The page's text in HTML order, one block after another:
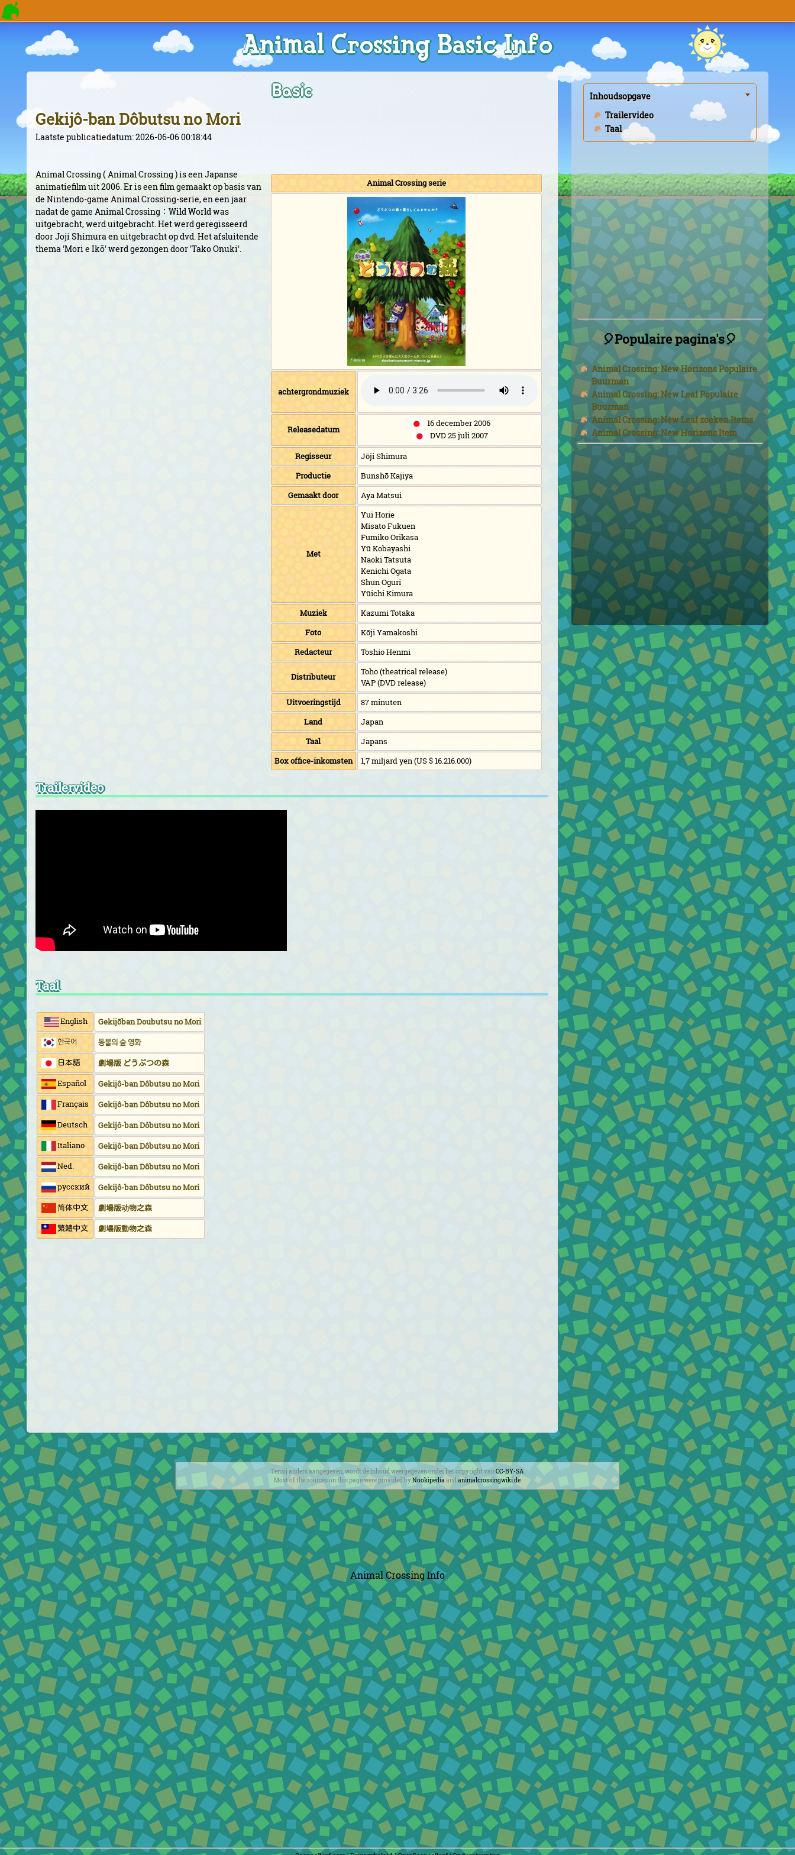
Animal Crossing Basic Info
Basic
Gekijô-ban Dôbutsu no Mori
Laatste publicatiedatum: 2026-06-06 00:18:44
Animal Crossing serie
achtergrondmuziek
Releasedatum
16 december 2006
DVD 25 juli 2007
Regisseur
Jōji Shimura
Productie
Bunshō Kajiya
Gemaakt door
Aya Matsui
Met
Yui Horie
Misato Fukuen
Fumiko Orikasa
Yū Kobayashi
Naoki Tatsuta
Kenichi Ogata
Shun Oguri
Yūichi Kimura
Muziek
Kazumi Totaka
Foto
Kōji Yamakoshi
Redacteur
Toshio Henmi
Distributeur
Toho (theatrical release)
VAP (DVD release)
Uitvoeringstijd
87 minuten
Land
Japan
Taal
Japans
Box office-inkomsten
1,7 miljard yen (US $ 16.216.000)
Animal Crossing ( Animal Crossing ) is een Japanse
animatiefilm uit 2006. Er is een film gemaakt op basis van
de Nintendo-game Animal Crossing-serie, en een jaar
nadat de game Animal Crossing：Wild World was
uitgebracht, werd uitgebracht. Het werd geregisseerd
door Joji Shimura en uitgebracht op dvd. Het afsluitende
thema 'Mori e Ikō' werd gezongen door 'Tako Onuki'.
Trailervideo
Taal
English
Gekijōban Doubutsu no Mori
한국어
동물의 숲 영화
日本語
劇場版 どうぶつの森
Español
Gekijô-ban Dôbutsu no Mori
Français
Gekijô-ban Dôbutsu no Mori
Deutsch
Gekijô-ban Dôbutsu no Mori
Italiano
Gekijô-ban Dôbutsu no Mori
Ned.
Gekijô-ban Dôbutsu no Mori
русский
Gekijô-ban Dôbutsu no Mori
简体中文
劇場版动物之森
繁鱧中文
劇場版動物之森
Inhoudsopgave
Trailervideo
Taal
🎈Populaire pagina's🎈
Animal Crossing: New Horizons Populaire
Buurman
Animal Crossing: New Leaf Populaire
Buurman
Animal Crossing: New Leaf zoeken Items
Animal Crossing: New Horizons Item
Tenzij anders aangegeven, wordt de inhoud weergegeven onder het copyright vanCC-BY-SA.
Most of the sources on this page were provided byNookipedia andanimalcrossingwiki.de.
Animal Crossing Info